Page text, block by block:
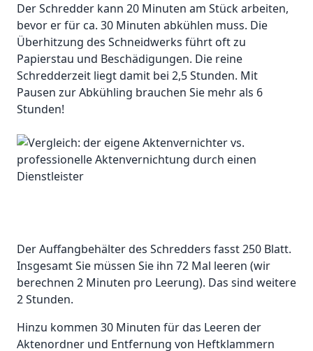
Der Schredder kann 20 Minuten am Stück arbeiten,
bevor er für ca. 30 Minuten abkühlen muss. Die
Überhitzung des Schneidwerks führt oft zu
Papierstau und Beschädigungen. Die reine
Schredderzeit liegt damit bei 2,5 Stunden. Mit
Pausen zur Abkühling brauchen Sie mehr als 6
Stunden!
Der Auffangbehälter des Schredders fasst 250 Blatt.
Insgesamt Sie müssen Sie ihn 72 Mal leeren (wir
berechnen 2 Minuten pro Leerung). Das sind weitere
2 Stunden.
Hinzu kommen 30 Minuten für das Leeren der
Aktenordner und Entfernung von Heftklammern